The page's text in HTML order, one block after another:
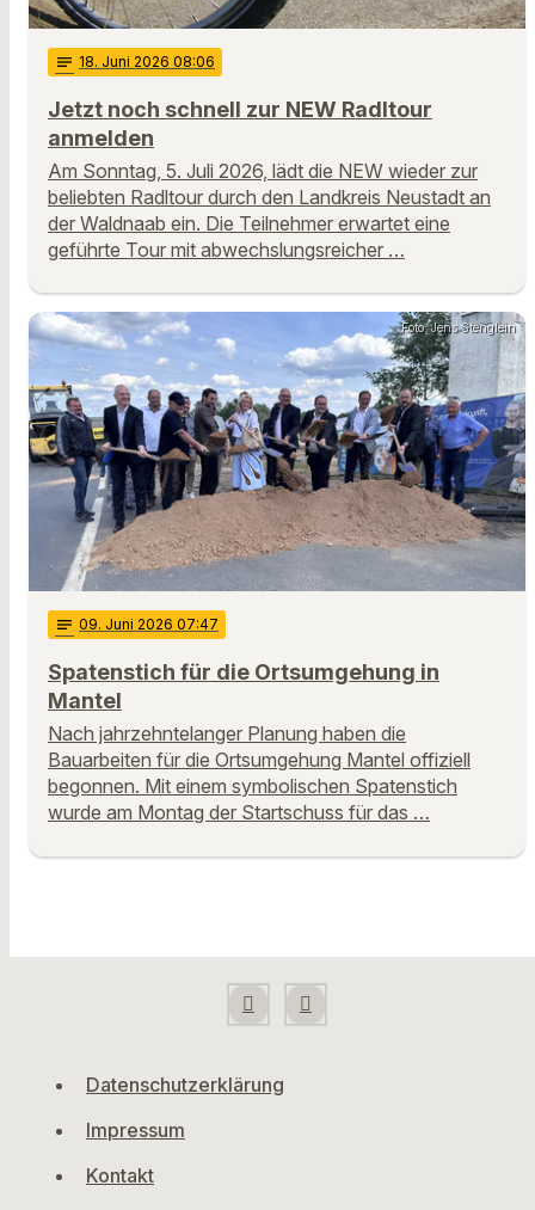
notes 18. Juni 2026 08:06
Jetzt noch schnell zur NEW Radltour
anmelden
Am Sonntag, 5. Juli 2026, lädt die NEW wieder zur
beliebten Radltour durch den Landkreis Neustadt an
der Waldnaab ein. Die Teilnehmer erwartet eine
geführte Tour mit abwechslungsreicher …
Foto: Jens Stenglein
notes 09. Juni 2026 07:47
Spatenstich für die Ortsumgehung in
Mantel
Nach jahrzehntelanger Planung haben die
Bauarbeiten für die Ortsumgehung Mantel offiziell
begonnen. Mit einem symbolischen Spatenstich
wurde am Montag der Startschuss für das …
Datenschutzerklärung
Impressum
Kontakt